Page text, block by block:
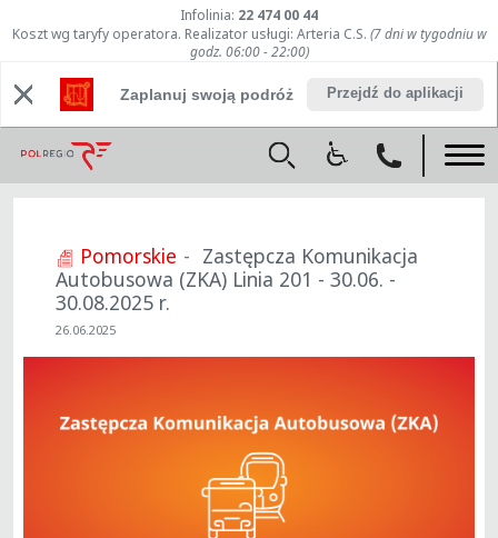
Infolinia: 22 474 00 44
Koszt wg taryfy operatora. Realizator usługi: Arteria C.S. (7 dni w tygodniu w
godz. 06:00 - 22:00)
Zaplanuj swoją podróż Przejdź do aplikacji
Pomorskie
Zastępcza Komunikacja
Autobusowa (ZKA) Linia 201 - 30.06. -
30.08.2025 r.
26.06.2025